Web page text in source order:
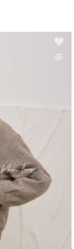
94 × 60 × 91 см